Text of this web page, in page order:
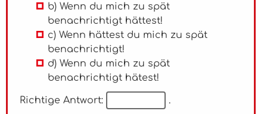
b) Wenn du mich zu spät
benachrichtigt hättest!
c) Wenn hättest du mich zu spät
benachrichtigt!
d) Wenn du mich zu spät
benachrichtigt hätest!
Richtige Antwort: .